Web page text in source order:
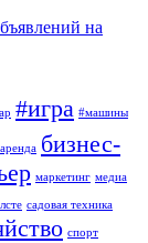
на
#игра #машины
аренда бизнес-
маркетинг медиа
садовая техника
спорт